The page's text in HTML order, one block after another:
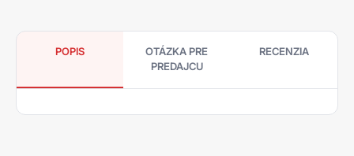
POPIS
OTÁZKA PRE
PREDAJCU
RECENZIA